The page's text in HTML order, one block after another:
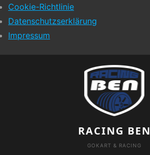
Cookie-Richtlinie
Datenschutzserklärung
Impressum
RACING BEN
GOKART & RACING